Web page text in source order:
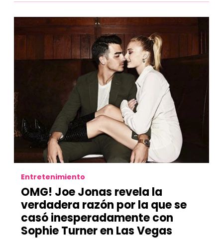
Entretenimiento
OMG! Joe Jonas revela la
verdadera razón por la que se
casó inesperadamente con
Sophie Turner en Las Vegas